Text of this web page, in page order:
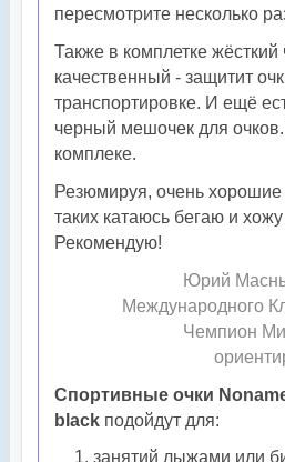
пересмотрите несколько
Также в комплетке жёсткий
качественный - защитит
транспортировке. И ещё
черный мешочек для
комплеке.
Резюмируя, очень
таких катаюсь бегаю и
Рекомендую!
Юрий
Международного
Чемпион
Спортивные очки
black подойдут для:
занятий лыжами или